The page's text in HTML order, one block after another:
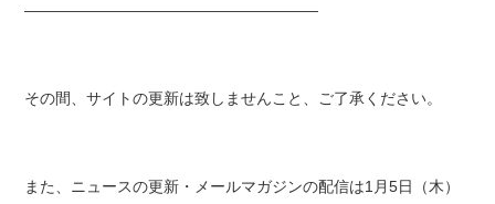
———————————————————
その間、サイトの更新は致しませんこと、ご了承ください。
また、ニュースの更新・メールマガジンの配信は1月5日（木）